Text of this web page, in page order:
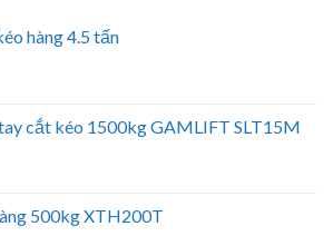
hàng 4.5 tấn
cắt kéo 1500kg GAMLIFT SLT15M
500kg XTH200T